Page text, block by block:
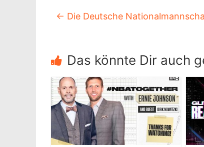
← Die Deutsche
Das könnte Dir auch